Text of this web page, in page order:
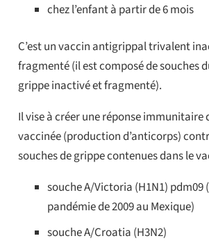
chez l’enfant à partir de 6 mois
C’est un vaccin antigrippal trivalent
fragmenté (il est composé de souches
grippe inactivé et fragmenté).
Il vise à créer une réponse immunitaire
vaccinée (production d’anticorps)
souches de grippe contenues dans le
souche A/Victoria (H1N1) pdm09
pandémie de 2009 au Mexique)
souche A/Croatia (H3N2)